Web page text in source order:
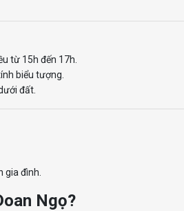
từ 15h đến 17h.
biểu tượng.
đất.
gia đình.
Ngọ?